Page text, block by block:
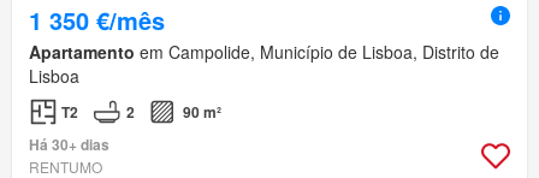
1 350 €/mês
Apartamento em Campolide, Município de Lisboa, Distrito de
Lisboa
T2 2
90 m²
Há 30+ dias
RENTUMO